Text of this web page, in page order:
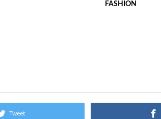
FASHION
Tweet